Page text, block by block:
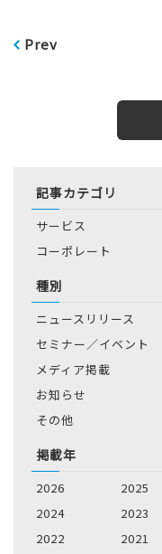
Prev
記事カテゴリ
サービス
コーポレート
種別
ニュースリリース
セミナー／イベント
メディア掲載
お知らせ
その他
掲載年
2026
2025
2024
2023
2022
2021